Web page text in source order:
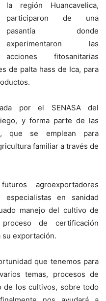
la región Huancavelica,
participaron de una
pasantía donde
experimentaron las
acciones fitosanitarias
de palta hass de Ica, para
por el SENASA del
y forma parte de las
que se emplean para
familiar a través de
agroexportadores
especialistas en sanidad
manejo del cultivo de
de certificación
su exportación.
que tenemos para
temas, procesos de
de los cultivos, sobre todo